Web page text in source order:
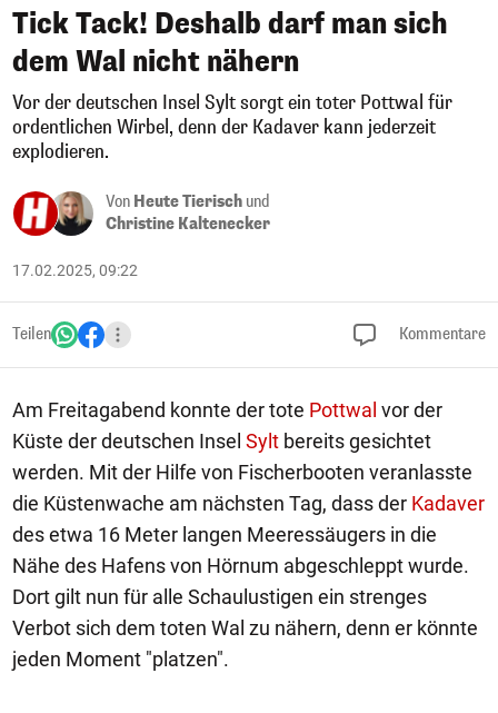
Tick Tack! Deshalb darf man sich
dem Wal nicht nähern
Vor der deutschen Insel Sylt sorgt ein toter Pottwal für
ordentlichen Wirbel, denn der Kadaver kann jederzeit
explodieren.
Von Heute Tierisch und
Christine Kaltenecker
17.02.2025, 09:22
Teilen Kommentare
Am Freitagabend konnte der tote Pottwal vor der
Küste der deutschen Insel Sylt bereits gesichtet
werden. Mit der Hilfe von Fischerbooten veranlasste
die Küstenwache am nächsten Tag, dass der Kadaver
des etwa 16 Meter langen Meeressäugers in die
Nähe des Hafens von Hörnum abgeschleppt wurde.
Dort gilt nun für alle Schaulustigen ein strenges
Verbot sich dem toten Wal zu nähern, denn er könnte
jeden Moment "platzen".